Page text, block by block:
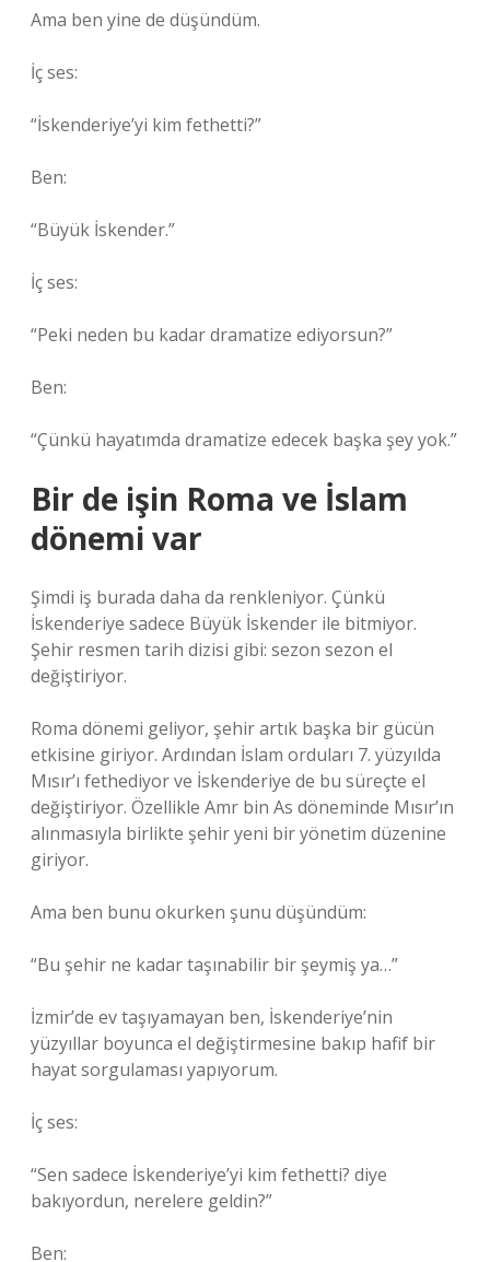
Ama ben yine de düşündüm.
İç ses:
“İskenderiye’yi kim fethetti?”
Ben:
“Büyük İskender.”
İç ses:
“Peki neden bu kadar dramatize ediyorsun?”
Ben:
“Çünkü hayatımda dramatize edecek başka şey yok.”
Bir de işin Roma ve İslam
dönemi var
Şimdi iş burada daha da renkleniyor. Çünkü
İskenderiye sadece Büyük İskender ile bitmiyor.
Şehir resmen tarih dizisi gibi: sezon sezon el
değiştiriyor.
Roma dönemi geliyor, şehir artık başka bir gücün
etkisine giriyor. Ardından İslam orduları 7. yüzyılda
Mısır’ı fethediyor ve İskenderiye de bu süreçte el
değiştiriyor. Özellikle Amr bin As döneminde Mısır’ın
alınmasıyla birlikte şehir yeni bir yönetim düzenine
giriyor.
Ama ben bunu okurken şunu düşündüm:
“Bu şehir ne kadar taşınabilir bir şeymiş ya…”
İzmir’de ev taşıyamayan ben, İskenderiye’nin
yüzyıllar boyunca el değiştirmesine bakıp hafif bir
hayat sorgulaması yapıyorum.
İç ses:
“Sen sadece İskenderiye’yi kim fethetti? diye
bakıyordun, nerelere geldin?”
Ben: